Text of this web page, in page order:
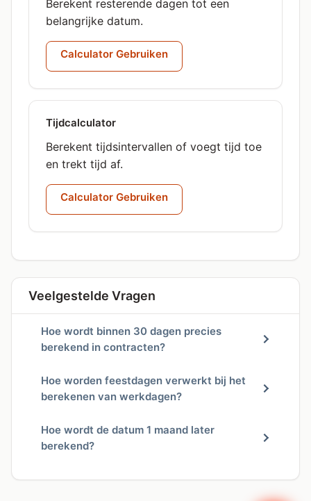
Berekent resterende dagen tot een
belangrijke datum.
Calculator Gebruiken
Tijdcalculator
Berekent tijdsintervallen of voegt tijd toe
en trekt tijd af.
Calculator Gebruiken
Veelgestelde Vragen
Hoe wordt binnen 30 dagen precies
berekend in contracten?
Hoe worden feestdagen verwerkt bij het
berekenen van werkdagen?
Hoe wordt de datum 1 maand later
berekend?